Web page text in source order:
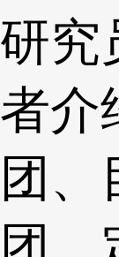
研究
者介
团、
团、